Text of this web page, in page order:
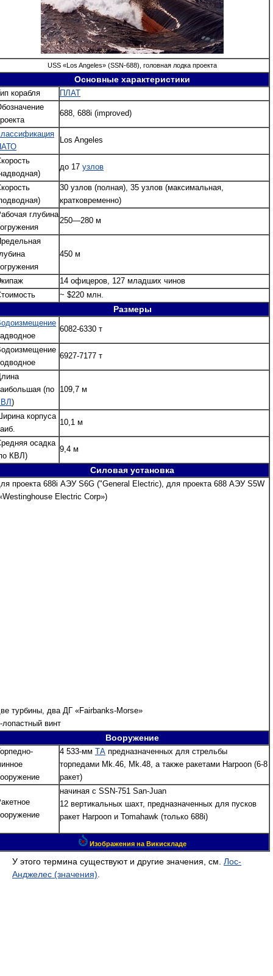
USS «Los Angeles» (SSN-688), головная лодка проекта
Основные характеристики
корабля
ПЛАТ
688, 688i (improved)
Los Angeles
до 17 узлов
30 узлов (полная), 35 узлов (максимальная,
кратковременно)
глубина
250—280 м
450 м
14 офицеров, 127 младших чинов
~ $220 млн.
Размеры
6082-6330 т
6927-7177 т
(по
)
109,7 м
корпуса
10,1 м
осадка
КВЛ)
9,4 м
Силовая установка
проекта 688i АЭУ S6G ("General Electric), для проекта 688 АЭУ S5W
Electric Corp»)
турбины, два ДГ «Fairbanks-Morse»
лопастный винт
Вооружение
4 533-мм ТА предназначенных для стрельбы
торпедами Mk.46, Mk.48, а также ракетами Harpoon (6-8
ракет)
начиная с SSN-751 San-Juan
12 вертикальных шахт, предназначенных для пусков
ракет Harpoon и Tomahawk (только 688i)
Изображения на Викискладе
У этого термина существуют и другие значения, см. Лос-
Анджелес (значения).